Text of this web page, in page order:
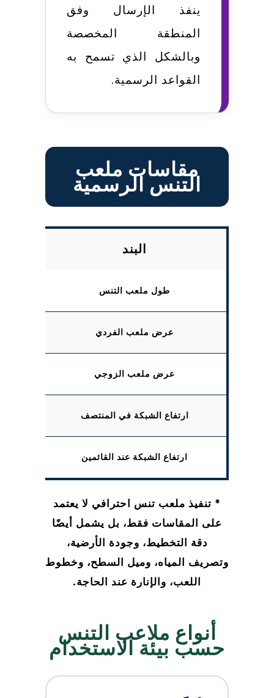
ينفذ الإرسال وفق
المنطقة المخصصة
وبالشكل الذي تسمح به
القواعد الرسمية.
مقاسات ملعب
التنس الرسمية
البند
طول ملعب التنس
عرض ملعب الفردي
عرض ملعب الزوجي
ارتفاع الشبكة في المنتصف
ارتفاع الشبكة عند القائمين
* تنفيذ ملعب تنس احترافي لا يعتمد
على المقاسات فقط، بل يشمل أيضًا
دقة التخطيط، وجودة الأرضية،
وتصريف المياه، وميل السطح، وخطوط
اللعب، والإنارة عند الحاجة.
أنواع ملاعب التنس
حسب بيئة الاستخدام